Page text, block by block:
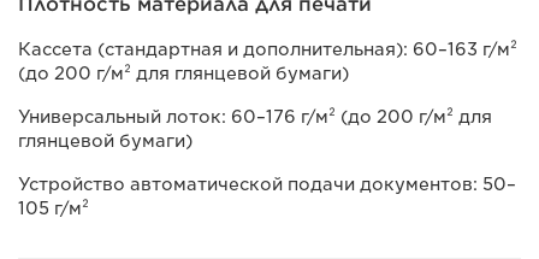
Кассета (стандартная и дополнительная): 60–163 г/м²
(до 200 г/м² для глянцевой бумаги)
Универсальный лоток: 60–176 г/м² (до 200 г/м² для
глянцевой бумаги)
Устройство автоматической подачи документов: 50–
105 г/м²